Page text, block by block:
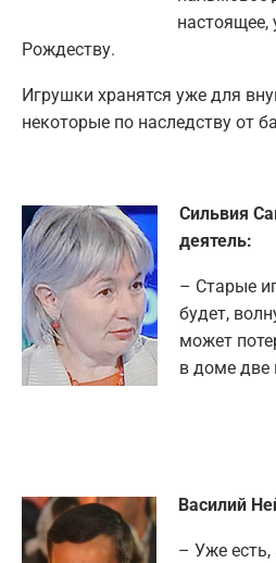
Рождеству.
Игрушки хранятся уже для
некоторые по наследству от
Сильвия
деятель:
– Старые
будет,
может
в доме две
Василий
– Уже